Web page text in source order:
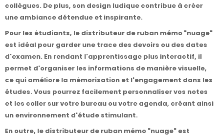
collègues. De plus, son design ludique contribue à créer
une ambiance détendue et inspirante.
Pour les étudiants, le distributeur de ruban mémo "nuage"
est idéal pour garder une trace des devoirs ou des dates
d'examen. En rendant l'apprentissage plus interactif, il
permet d'organiser les informations de manière visuelle,
ce qui améliore la mémorisation et l'engagement dans les
études. Vous pourrez facilement personnaliser vos notes
et les coller sur votre bureau ou votre agenda, créant ainsi
un environnement d'étude stimulant.
En outre, le distributeur de ruban mémo "nuage" est